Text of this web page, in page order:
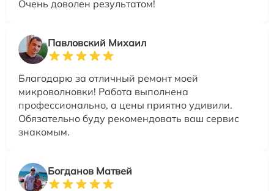
Очень доволен результатом!
Павловский Михаил
Благодарю за отличный ремонт моей
микроволновки! Работа выполнена
профессионально, а цены приятно удивили.
Обязательно буду рекомендовать ваш сервис
знакомым.
Богданов Матвей